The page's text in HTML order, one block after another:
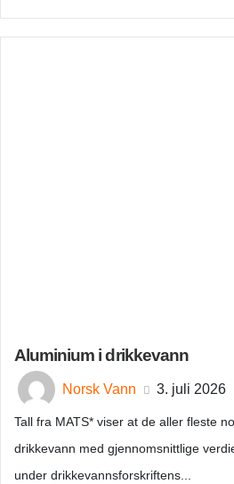
Aluminium i drikkevann
Norsk Vann 3. juli 2026
Tall fra MATS* viser at de aller fleste
drikkevann med gjennomsnittlige
under drikkevannsforskriftens...